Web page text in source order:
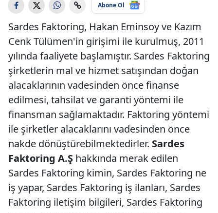
Abone Ol
Sardes Faktoring, Hakan Eminsoy ve Kazım
Cenk Tülümen'in girişimi ile kurulmuş, 2011
yılında faaliyete başlamıştır. Sardes Faktoring
şirketlerin mal ve hizmet satışından doğan
alacaklarının vadesinden önce finanse
edilmesi, tahsilat ve garanti yöntemi ile
finansman sağlamaktadır. Faktoring yöntemi
ile şirketler alacaklarını vadesinden önce
nakde dönüştürebilmektedirler. Sardes
Faktoring A.Ş hakkında merak edilen
Sardes Faktoring kimin, Sardes Faktoring ne
iş yapar, Sardes Faktoring iş ilanları, Sardes
Faktoring iletişim bilgileri, Sardes Faktoring